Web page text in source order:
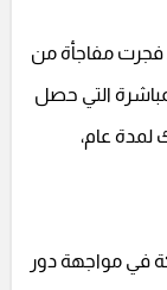
فجرت مفاجأة من
التي حصل
لمدة عام،
في مواجهة دور